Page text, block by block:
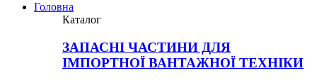
Головна
Каталог
ЗАПАСНІ ЧАСТИНИ ДЛЯ
ІМПОРТНОЇ ВАНТАЖНОЇ ТЕХНІКИ